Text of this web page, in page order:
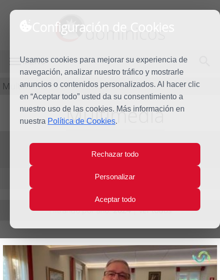
Configuración de Cookies
Usamos cookies para mejorar su experiencia de
navegación, analizar nuestro tráfico y mostrarle
anuncios o contenidos personalizados. Al hacer clic
en “Aceptar todo” usted da su consentimiento a
nuestro uso de las cookies. Más información en
nuestra Política de Cookies.
Rechazar todo
Personalizar
Aceptar todo
dominicos
MENÚ
Multimedia
Multimedia
Fotos
Elementos por página:10
Filtrando por año:2024|ver todos